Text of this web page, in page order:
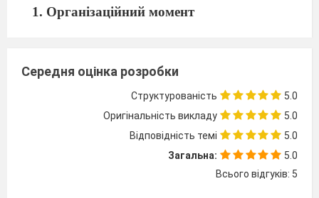
1. Організаційний момент
Вчитель.Добрий день , любі друзі. Я щиро
вітаю вас та запрошую до роботи. Сьогодні
наш урок проходитиме в формі гри. Для цього
ми з вами на минулому уроці поділились на
команди, в яких ви будете працювати.
Дозвольте представити керівників
та
назви
Середня оцінка розробки
Структурованість
5.0
Оригінальність викладу
5.0
Відповідність темі
5.0
Загальна:
5.0
Всього відгуків: 5